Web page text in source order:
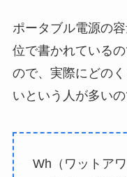
ポータブル電源の
位で書かれている
ので、実際にどの
いという人が多い
Wh（ワットア